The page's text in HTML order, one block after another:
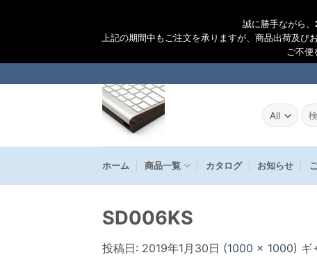
誠に勝手ながら、
上記の期間中もご注文を承りますが、商品出荷及び
ご不便
to
検
索
果:
ホーム 商品一覧 カタログ お知らせ
SD006KS
投稿日: 2019年1月30日 (1000 × 1000) ギ